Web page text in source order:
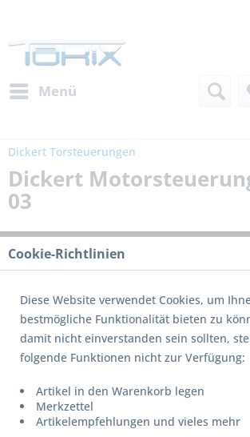
Menü
Dickert Torsteuerungen
Dickert
03
Cookie-Richtlinien
Diese Website verwendet Cookies, um
bestmögliche Funktionalität bieten zu
damit nicht einverstanden sein sollten,
folgende Funktionen nicht zur Verfügung:
Artikel in den Warenkorb legen
Merkzettel
Artikelempfehlungen und vieles mehr